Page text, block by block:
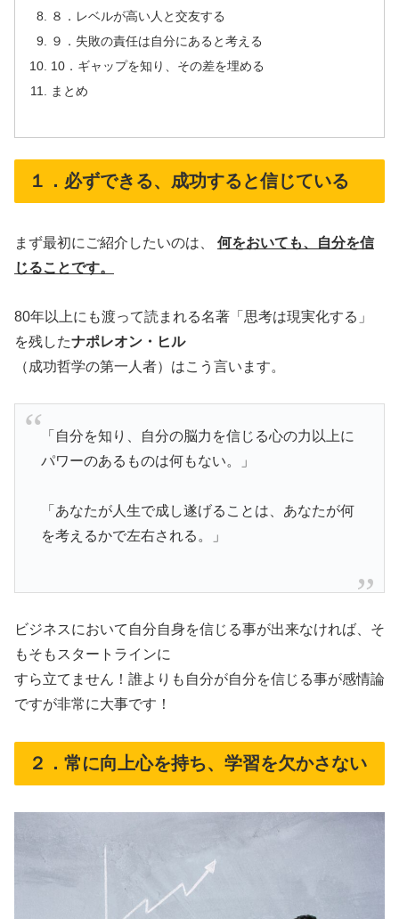
８．レベルが高い人と交友する
９．失敗の責任は自分にあると考える
10．ギャップを知り、その差を埋める
まとめ
１．必ずできる、成功すると信じている
まず最初にご紹介したいのは、 何をおいても、自分を信
じることです。
80年以上にも渡って読まれる名著「思考は現実化する」
を残したナポレオン・ヒル
（成功哲学の第一人者）はこう言います。
「自分を知り、自分の脳力を信じる心の力以上に
パワーのあるものは何もない。」
「あなたが人生で成し遂げることは、あなたが何
を考えるかで左右される。」
ビジネスにおいて自分自身を信じる事が出来なければ、そ
もそもスタートラインに
すら立てません！誰よりも自分が自分を信じる事が感情論
ですが非常に大事です！
２．常に向上心を持ち、学習を欠かさない